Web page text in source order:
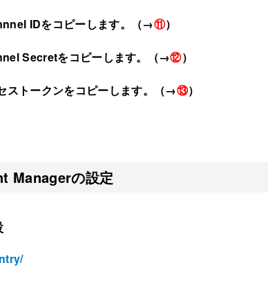
IDをコピーします。（→⑪）
Secretをコピーします。（→⑫）
トークンをコピーします。（→⑬）
Managerの設定